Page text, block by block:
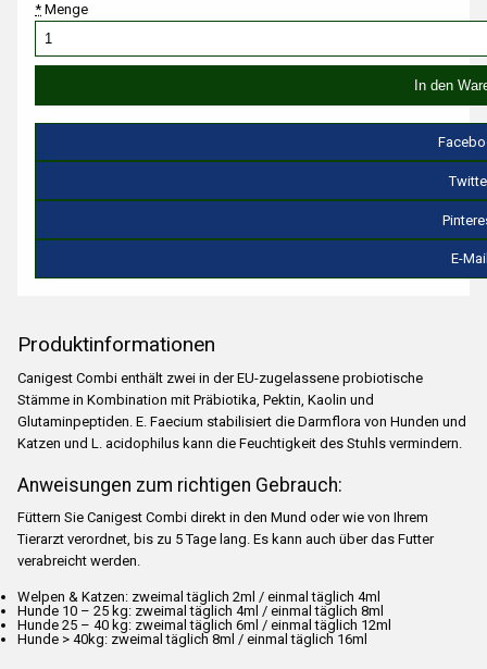
* Menge
E-
Produktinformationen
Canigest Combi enthält zwei in der EU-zugelassene probiotische
Stämme in Kombination mit Präbiotika, Pektin, Kaolin und
Glutaminpeptiden. E. Faecium stabilisiert die Darmflora von Hunden und
Katzen und L. acidophilus kann die Feuchtigkeit des Stuhls vermindern.
Anweisungen zum richtigen Gebrauch:
Füttern Sie Canigest Combi direkt in den Mund oder wie von Ihrem
Tierarzt verordnet, bis zu 5 Tage lang. Es kann auch über das Futter
verabreicht werden.
Welpen & Katzen: zweimal täglich 2ml / einmal täglich 4ml
Hunde 10 – 25 kg: zweimal täglich 4ml / einmal täglich 8ml
Hunde 25 – 40 kg: zweimal täglich 6ml / einmal täglich 12ml
Hunde > 40kg: zweimal täglich 8ml / einmal täglich 16ml